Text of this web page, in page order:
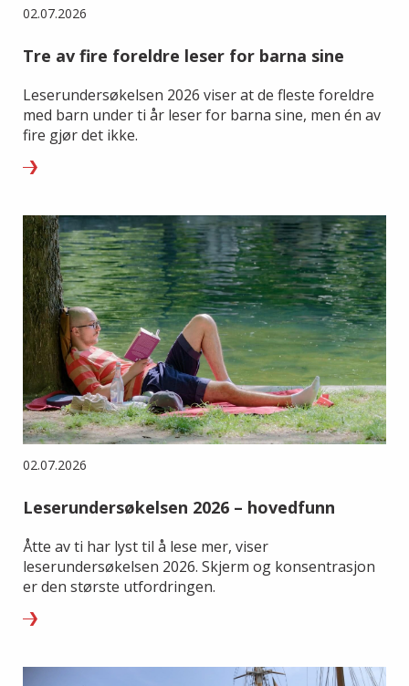
02.07.2026
Tre av fire foreldre leser for barna sine
Leserundersøkelsen 2026 viser at de fleste foreldre
med barn under ti år leser for barna sine, men én av
fire gjør det ikke.
02.07.2026
Leserundersøkelsen 2026 – hovedfunn
Åtte av ti har lyst til å lese mer, viser
leserundersøkelsen 2026. Skjerm og konsentrasjon
er den største utfordringen.